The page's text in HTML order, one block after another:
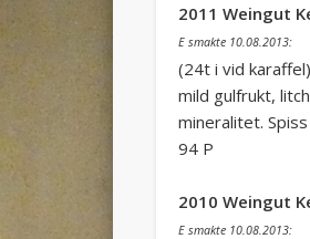
2011 Weingut
E smakte 10.08.2013:
(24t i vid
mild gulfrukt,
mineralitet.
94 P
2010 Weingut
E smakte 10.08.2013: